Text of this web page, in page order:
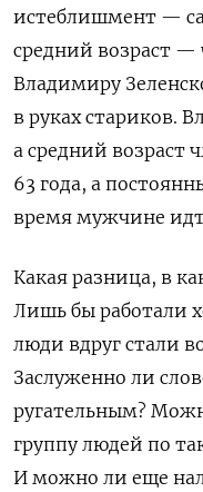
истеблишмент —
средний возраст —
Владимиру
в руках стариков.
а средний возраст
63 года, а
время мужчине
Какая разница, в
Лишь бы работали
люди вдруг стали
Заслуженно ли
ругательным?
группу людей по
И можно ли еще